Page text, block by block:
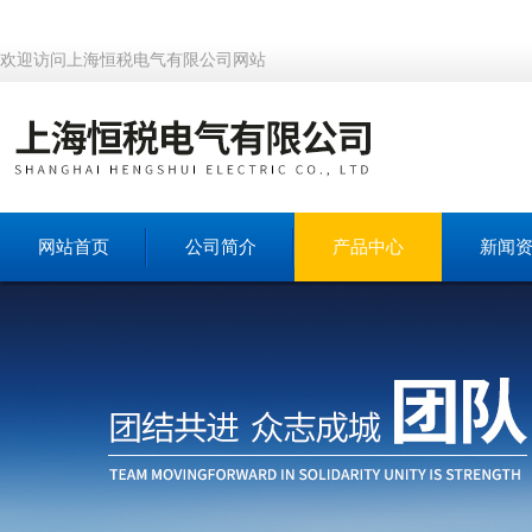
欢迎访问上海恒税电气有限公司网站
网站首页 公司简介 产品中心 新闻